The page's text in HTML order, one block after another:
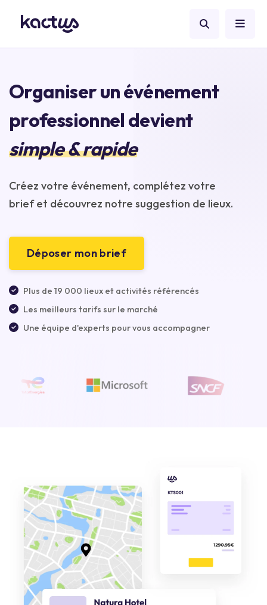
Organiser un événement
professionnel devient
simple & rapide
Créez votre événement, complétez votre
brief et découvrez notre suggestion de lieux.
Déposer mon brief
Plus de 19 000 lieux et activités référencés
Les meilleurs tarifs sur le marché
Une équipe d'experts pour vous accompagner